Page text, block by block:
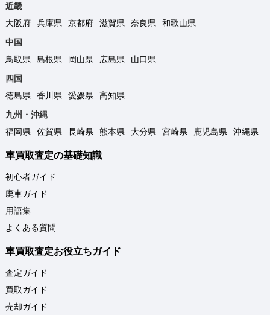
近畿
大阪府
兵庫県 京都府 滋賀県 奈良県
和歌山県
中国
鳥取県
島根県 岡山県 広島県
山口県
四国
徳島県
香川県 愛媛県
高知県
九州・沖縄
福岡県
佐賀県 長崎県 熊本県 大分県 宮崎県 鹿児島県 沖縄県
車買取査定の基礎知識
初心者ガイド
廃車ガイド
用語集
よくある質問
車買取査定お役立ちガイド
査定ガイド
買取ガイド
売却ガイド